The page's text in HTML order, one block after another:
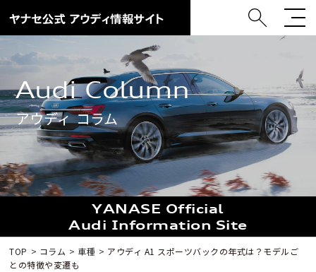
Audi Column
アウディ コラム
YANASE Official
Audi Information Site
TOP コラム 車種
アウディ A1 スポーツバックの年式は？モデルご
との特徴や変遷も